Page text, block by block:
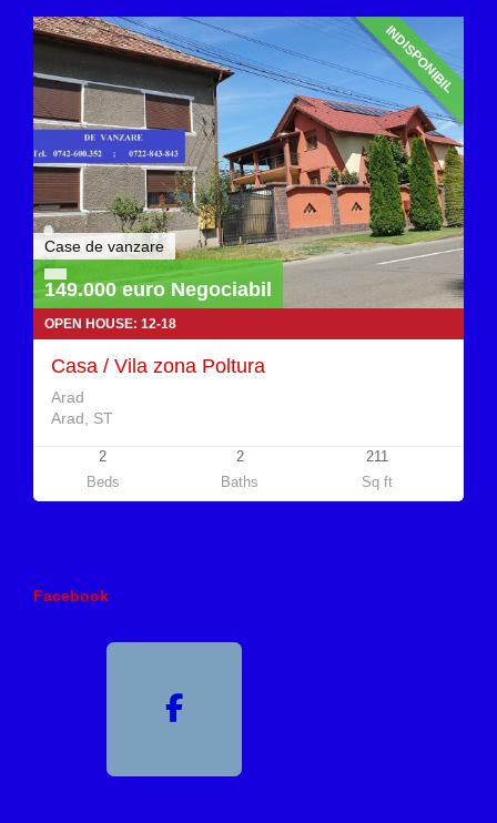
INDISPONIBIL
Case de vanzare
149.000 euro Negociabil
OPEN HOUSE: 12-18
Casa / Vila zona Poltura
Arad
Arad, ST
2
Beds
2
Baths
211
Sq ft
Facebook